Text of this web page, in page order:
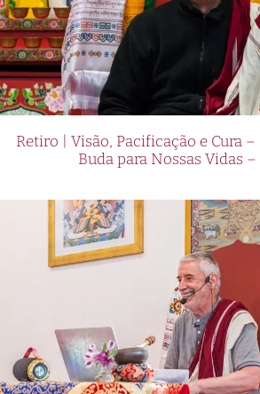
Retiro | Visão, Pacificação e Cura
Buda para Nossas Vidas